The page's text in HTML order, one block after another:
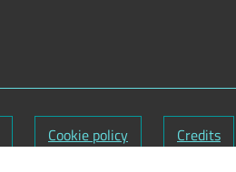
Cookie policy Credits